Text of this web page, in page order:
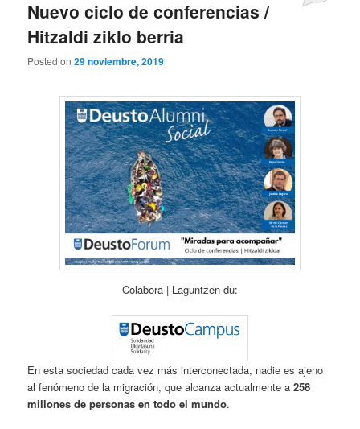
Nuevo ciclo de conferencias /
Hitzaldi ziklo berria
Posted on29 noviembre, 2019
Colabora | Laguntzen du:
En esta sociedad cada vez más interconectada, nadie es ajeno
al fenómeno de la migración, que alcanza actualmente a258
millones de personas en todo el mundo.